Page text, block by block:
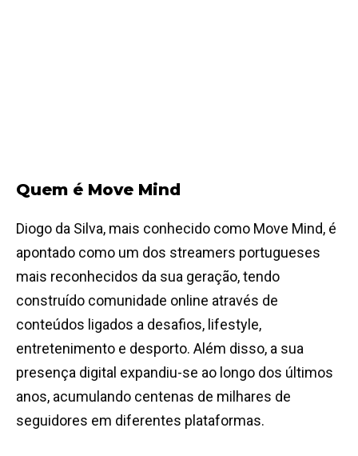
Quem é Move Mind
Diogo da Silva, mais conhecido como Move Mind, é
apontado como um dos streamers portugueses
mais reconhecidos da sua geração, tendo
construído comunidade online através de
conteúdos ligados a desafios, lifestyle,
entretenimento e desporto. Além disso, a sua
presença digital expandiu-se ao longo dos últimos
anos, acumulando centenas de milhares de
seguidores em diferentes plataformas.